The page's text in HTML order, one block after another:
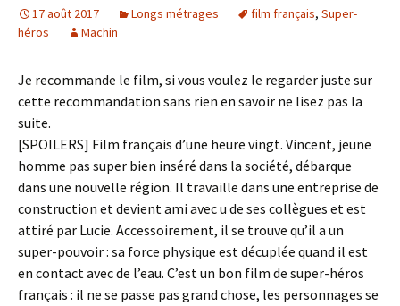
17 août 2017 Longs métrages film français, Super-
héros
Machin
Je recommande le film, si vous voulez le regarder juste sur
cette recommandation sans rien en savoir ne lisez pas la
suite.
[SPOILERS] Film français d’une heure vingt. Vincent, jeune
homme pas super bien inséré dans la société, débarque
dans une nouvelle région. Il travaille dans une entreprise de
construction et devient ami avec u de ses collègues et est
attiré par Lucie. Accessoirement, il se trouve qu’il a un
super-pouvoir : sa force physique est décuplée quand il est
en contact avec de l’eau. C’est un bon film de super-héros
français : il ne se passe pas grand chose, les personnages se